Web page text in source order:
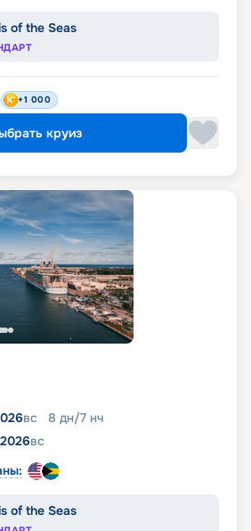
of the Seas
+1 000
круиз
вс 8 дн/7 нч
вс
of the Seas